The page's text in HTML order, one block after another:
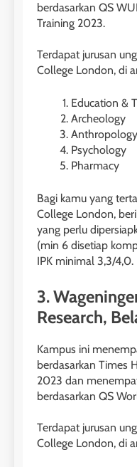
berdasarkan QS
Training 2023.
Terdapat jurusan
College London, di
Education &
Archeology
Anthropology
Psychology
Pharmacy
Bagi kamu yang
College London,
yang perlu
(min 6 disetiap
IPK minimal 3,3/4,0.
3.
Research,
Kampus ini
berdasarkan Times
2023 dan
berdasarkan QS
Terdapat jurusan
College London, di